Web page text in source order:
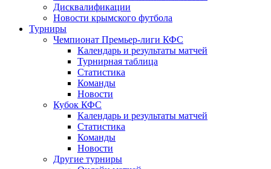
Дисквалификации
Новости крымского футбола
Турниры
Чемпионат Премьер-лиги КФС
Календарь и результаты матчей
Турнирная таблица
Статистика
Команды
Новости
Кубок КФС
Календарь и результаты матчей
Статистика
Команды
Новости
Другие турниры